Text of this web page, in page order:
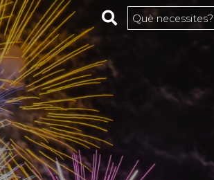
Cerca al web
Què necessites?